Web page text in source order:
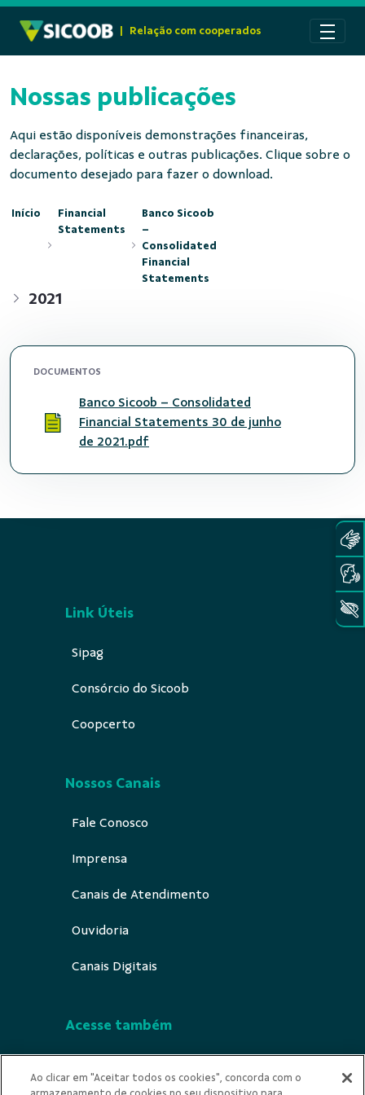
Relação com cooperados
Nossas publicações
Aqui estão disponíveis demonstrações financeiras,
declarações, políticas e outras publicações. Clique sobre o
documento desejado para fazer o download.
Início
Financial
Statements
Banco Sicoob
–
Consolidated
Financial
Statements
2021
DOCUMENTOS
Banco Sicoob – Consolidated
Financial Statements 30 de junho
de 2021.pdf
Link Úteis
Sipag
Consórcio do Sicoob
Coopcerto
Nossos Canais
Fale Conosco
Imprensa
Canais de Atendimento
Ouvidoria
Canais Digitais
Acesse também
Ao clicar em "Aceitar todos os cookies", concorda com o